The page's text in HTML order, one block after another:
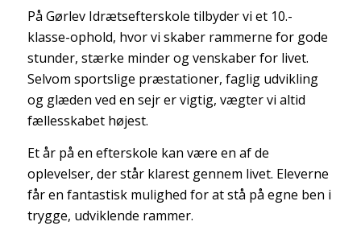
På Gørlev Idrætsefterskole tilbyder vi et 10.-
klasse-ophold, hvor vi skaber rammerne for gode
stunder, stærke minder og venskaber for livet.
Selvom sportslige præstationer, faglig udvikling
og glæden ved en sejr er vigtig, vægter vi altid
fællesskabet højest.
Et år på en efterskole kan være en af de
oplevelser, der står klarest gennem livet. Eleverne
får en fantastisk mulighed for at stå på egne ben i
trygge, udviklende rammer.